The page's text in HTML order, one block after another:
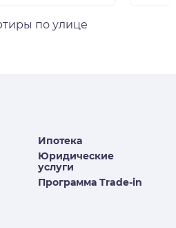
по улице
Ипотека
Юридические
услуги
Программа Trade-in